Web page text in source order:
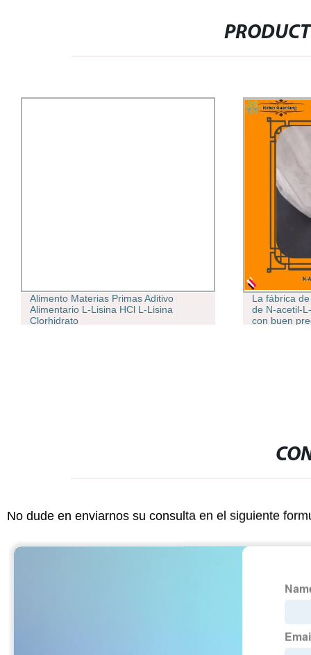
Alimento Materias Primas Aditivo
Alimentario L-Lisina HCl L-Lisina
Clorhidrato
La fábrica
de N-acetil-
con buen
No dude en enviarnos su consulta en el siguiente